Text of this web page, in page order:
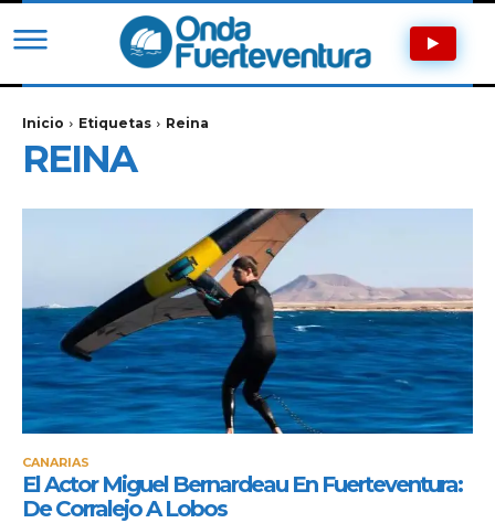
Inicio Etiquetas Reina
REINA
CANARIAS
El Actor Miguel Bernardeau En Fuerteventura:
De Corralejo A Lobos